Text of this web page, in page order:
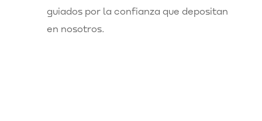
guiados por la confianza que depositan
en nosotros.